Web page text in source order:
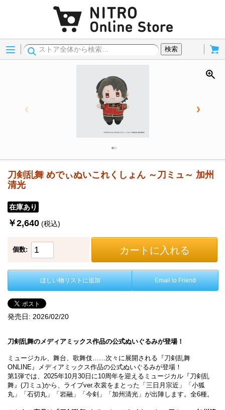
Menu
検索
刀剣乱舞 めでぃぬいこれくしょん ～刀ミュ～ 加州
清光
在庫あり
￥2,640 (税込)
個数: カートに入れる
ほしい物リストに追加 Email to Friend
発売日: 2026/02/20
刀剣乱舞のメディアミックス作品の公式ぬいぐるみが登場！
ミュージカル、舞台、歌舞伎……次々に展開される『刀剣乱舞
ONLINE』メディアミックス作品の公式ぬいぐるみが登場！
第1弾では、2025年10月30日に10周年を迎えるミュージカル『刀剣乱
舞』(刀ミュ)から、ライブver.衣裳をまとった「三日月宗近」「小狐
丸」「石切丸」「岩融」「今剣」「加州清光」が出陣します。全6種。